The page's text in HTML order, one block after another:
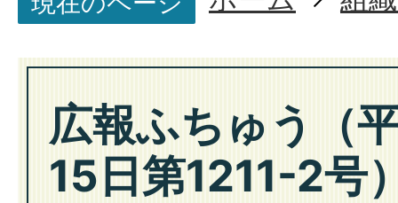
広報ふちゅう（
15日第1211-2号